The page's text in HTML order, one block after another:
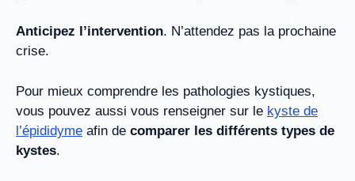
Anticipez l’intervention. N’attendez pas la prochaine
crise.
Pour mieux comprendre les pathologies kystiques,
vous pouvez aussi vous renseigner sur le kyste de
l’épididyme afin de comparer les différents types de
kystes.